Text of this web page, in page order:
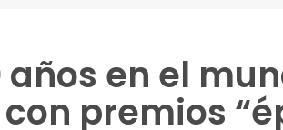
en el
premios